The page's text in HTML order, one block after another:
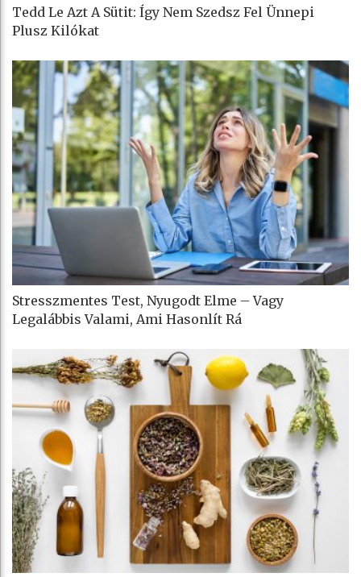
Tedd Le Azt A Sütit: Így Nem Szedsz Fel Ünnepi
Plusz Kilókat
Stresszmentes Test, Nyugodt Elme – Vagy
Legalábbis Valami, Ami Hasonlít Rá